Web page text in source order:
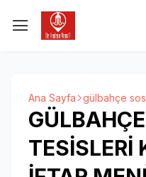
Ana Sayfa gülbahçe
TESİSLERİ